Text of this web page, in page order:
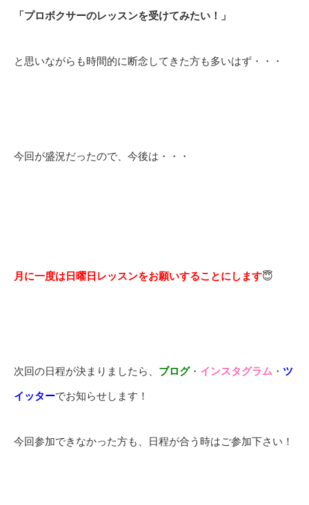
「プロボクサーのレッスンを受けてみたい！」
と思いながらも時間的に断念してきた方も多いはず・・・
今回が盛況だったので、今後は・・・
月に一度は日曜日レッスンをお願いすることにします😇
次回の日程が決まりましたら、 ブログ・ インスタグラム ・ ツ
イッターでお知らせします！
今回参加できなかった方も、日程が合う時はご参加下さい！